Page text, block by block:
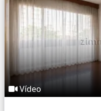
Vídeo